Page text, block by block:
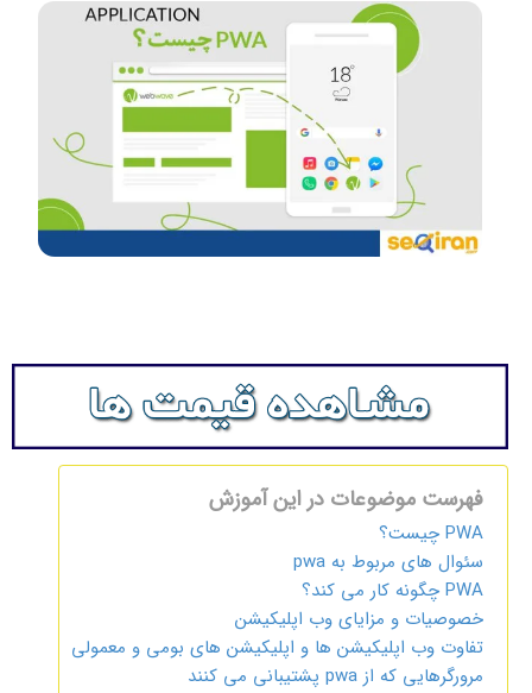
فهرست موضوعات در این آموزش
PWA چیست؟
سئوال های مربوط به pwa
PWA چگونه کار می کند؟
خصوصیات و مزایای وب اپلیکیشن
تفاوت وب اپلیکیشن ها و اپلیکیشن های بومی و معمولی
مرورگرهایی که از pwa پشتیبانی می کنند